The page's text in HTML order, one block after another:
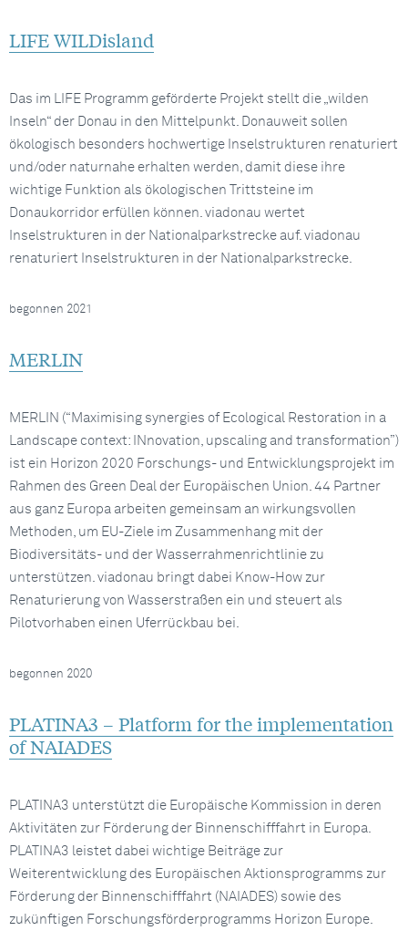
LIFE WILDisland
Das im LIFE Programm geförderte Projekt stellt die „wilden
Inseln“ der Donau in den Mittelpunkt. Donauweit sollen
ökologisch besonders hochwertige Inselstrukturen renaturiert
und/oder naturnahe erhalten werden, damit diese ihre
wichtige Funktion als ökologischen Trittsteine im
Donaukorridor erfüllen können. viadonau wertet
Inselstrukturen in der Nationalparkstrecke auf. viadonau
renaturiert Inselstrukturen in der Nationalparkstrecke.
MERLIN
begonnen 2021
MERLIN (“Maximising synergies of Ecological Restoration in a
Landscape context: INnovation, upscaling and transformation”)
ist ein Horizon 2020 Forschungs- und Entwicklungsprojekt im
Rahmen des Green Deal der Europäischen Union. 44 Partner
aus ganz Europa arbeiten gemeinsam an wirkungsvollen
Methoden, um EU-Ziele im Zusammenhang mit der
Biodiversitäts- und der Wasserrahmenrichtlinie zu
unterstützen. viadonau bringt dabei Know-How zur
Renaturierung von Wasserstraßen ein und steuert als
Pilotvorhaben einen Uferrückbau bei.
PLATINA3 – Platform for the implementation
of NAIADES
begonnen 2020
PLATINA3 unterstützt die Europäische Kommission in deren
Aktivitäten zur Förderung der Binnenschifffahrt in Europa.
PLATINA3 leistet dabei wichtige Beiträge zur
Weiterentwicklung des Europäischen Aktionsprogramms zur
Förderung der Binnenschifffahrt (NAIADES) sowie des
zukünftigen Forschungsförderprogramms Horizon Europe.